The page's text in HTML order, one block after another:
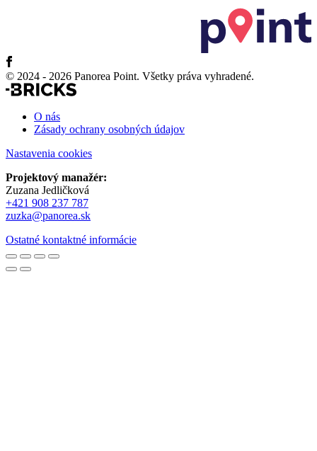
© 2024 - 2026 Panorea Point. Všetky práva vyhradené.
O nás
Zásady ochrany osobných údajov
Nastavenia cookies
Projektový manažér:
Zuzana Jedličková
+421 908 237 787
zuzka@panorea.sk
Ostatné kontaktné informácie